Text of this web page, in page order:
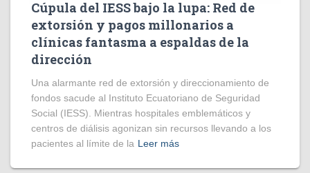
Cúpula del IESS bajo la lupa: Red de
extorsión y pagos millonarios a
clínicas fantasma a espaldas de la
dirección
​Una alarmante red de extorsión y direccionamiento de
fondos sacude al Instituto Ecuatoriano de Seguridad
Social (IESS). Mientras hospitales emblemáticos y
centros de diálisis agonizan sin recursos llevando a los
pacientes al límite de la Leer más